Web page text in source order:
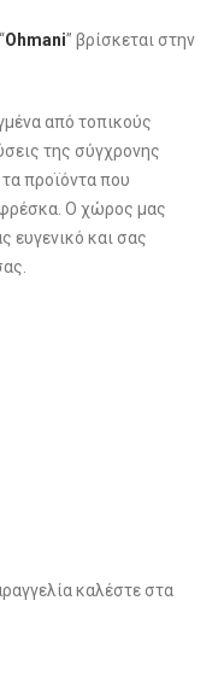
Ohmani” βρίσκεται στην
από τοπικούς
της σύγχρονης
προϊόντα που
φρέσκα. Ο χώρος μας
ευγενικό και σας
καλέστε στα